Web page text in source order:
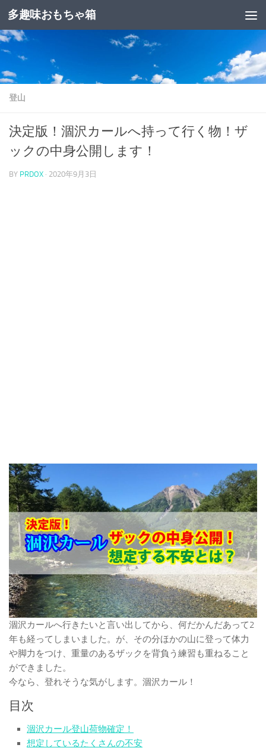
コンテンツへスキップ
多趣味おもちゃ箱
登山
決定版！涸沢カールへ持って行く物！ザ
ックの中身公開します！
BY PRDOX · 2020年9月3日
涸沢カールへ行きたいと言い出してから、何だかんだあって2
年も経ってしまいました。が、その分ほかの山に登って体力
や脚力をつけ、重量のあるザックを背負う練習も重ねること
ができました。
今なら、登れそうな気がします。涸沢カール！
目次
涸沢カール登山荷物確定！
想定しているたくさんの不安